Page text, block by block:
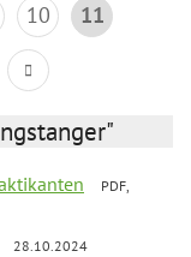
10
11
PDF,
28.10.2024